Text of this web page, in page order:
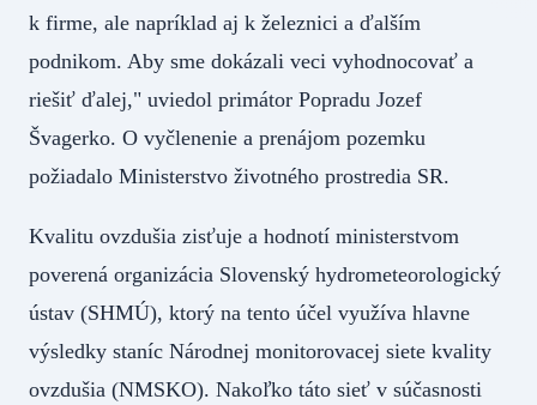
k firme, ale napríklad aj k železnici a ďalším
podnikom. Aby sme dokázali veci vyhodnocovať a
riešiť ďalej," uviedol primátor Popradu Jozef
Švagerko. O vyčlenenie a prenájom pozemku
požiadalo Ministerstvo životného prostredia SR.
Kvalitu ovzdušia zisťuje a hodnotí ministerstvom
poverená organizácia Slovenský hydrometeorologický
ústav (SHMÚ), ktorý na tento účel využíva hlavne
výsledky staníc Národnej monitorovacej siete kvality
ovzdušia (NMSKO). Nakoľko táto sieť v súčasnosti